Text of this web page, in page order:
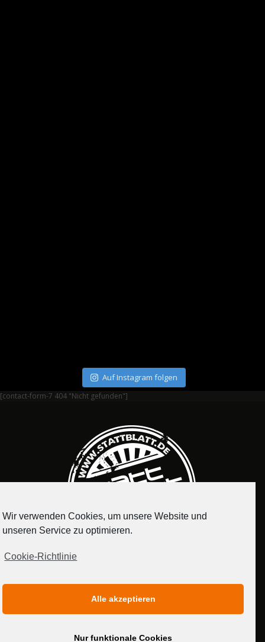
Auf Instagram folgen
[contact-form-7 404 "Nicht gefunden"]
MEDIADATEN
Wir verwenden Cookies, um unsere Website und
unseren Service zu optimieren.
Cookie-Richtlinie
Alle akzeptieren
Nur funktionale Cookies